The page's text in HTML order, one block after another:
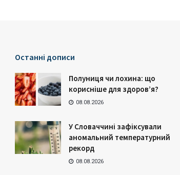
Останні дописи
Полуниця чи лохина: що
корисніше для здоров’я?
08.08.2026
У Словаччині зафіксували
аномальний температурний
рекорд
08.08.2026